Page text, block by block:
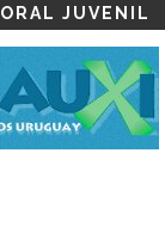
JUVENIL